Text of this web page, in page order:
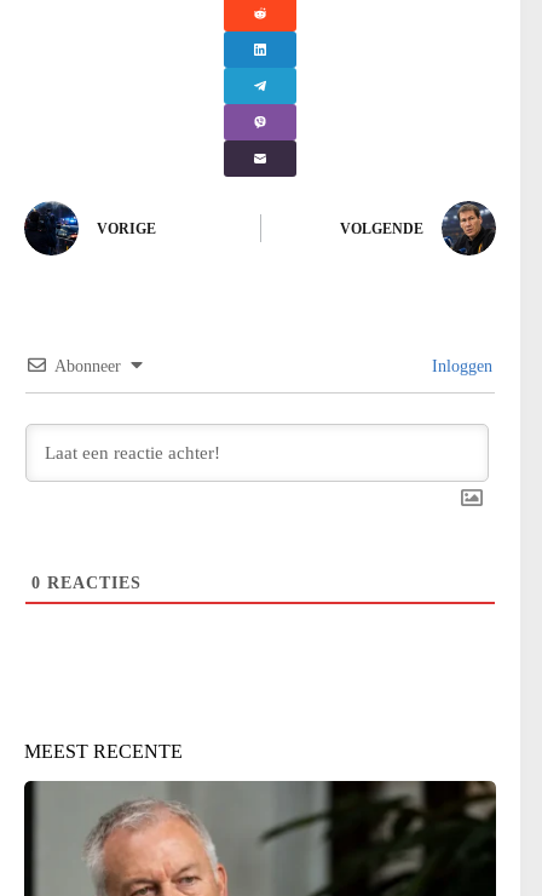
VORIGE VOLGENDE
Abonneer Inloggen
0 REACTIES
MEEST RECENTE